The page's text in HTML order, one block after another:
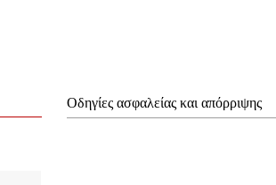
Οδηγίες ασφαλείας και απόρριψης